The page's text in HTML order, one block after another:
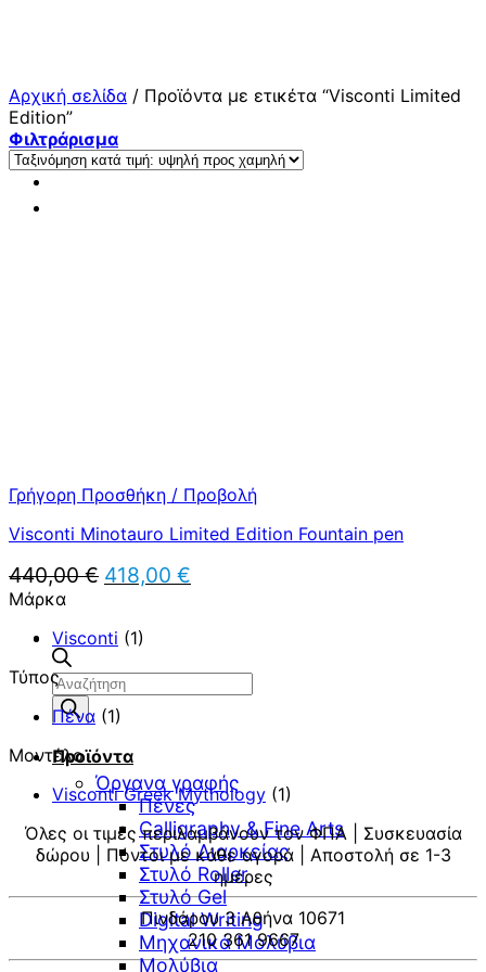
Αναζήτηση
προϊόντων
Προϊόντα
Όργανα γραφής
Πένες
Calligraphy & Fine Arts
Στυλό Διαρκείας
Στυλό Roller
Στυλό Gel
Digital Writing
Μηχανικά Μολύβια
Μολύβια
Αρχική σελίδα / Προϊόντα με ετικέτα “Visconti Limited
Edition”
Φιλτράρισμα
Γρήγορη Προσθήκη / Προβολή
Visconti Minotauro Limited Edition Fountain pen
440,00€ Original
price
440,00 €.
418,00 €
Μάρκα
Visconti (1)
Τύπος
Πένα (1)
Μοντέλο
Visconti Greek Mythology (1)
Όλες οι τιμές περιλαμβάνουν τον ΦΠΑ | Συσκευασία
δώρου | Πόντοι με κάθε αγορά | Αποστολή σε 1-3
ημέρες
Πινδάρου 3 Αθήνα 10671
210 361 9667